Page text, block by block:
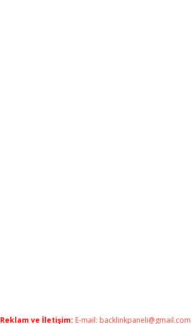
Reklam ve İletişim: E-mail: backlinkpaneli@gmail.com